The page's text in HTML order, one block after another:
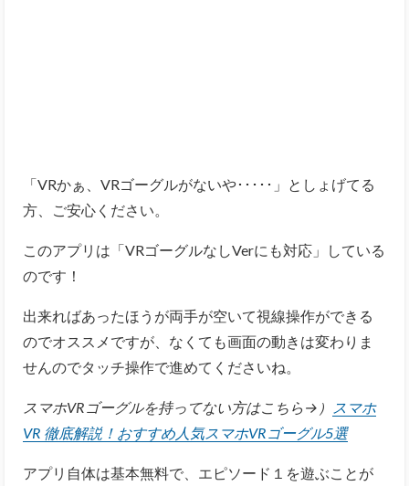
出来ればあったほうが両手が空いて視線操作ができる
せんのでタッチ操作で進めてくださいね。
VR 徹底解説！おすすめ人気スマホVRゴーグル5選
アプリ自体は基本無料で、エピソード１を遊ぶことが
金制を採用し、追加コンテンツとしての購入が必要で
した。
女の子とお付き合いするには、お金が･･････必要なん